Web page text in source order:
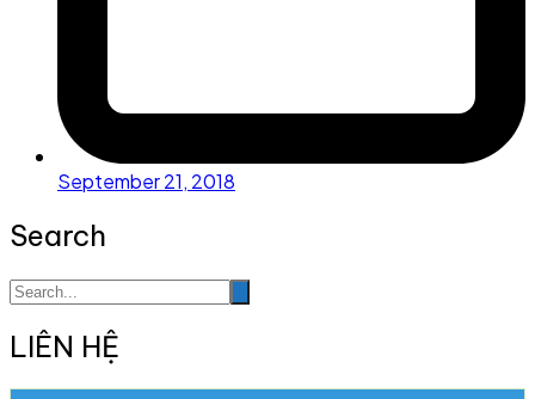
September 21, 2018
Search
LIÊN HỆ